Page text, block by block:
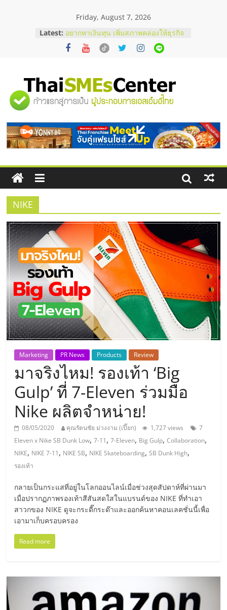
Friday, August 7, 2026
Latest: อยากหาเงินทุน เพิ่มสภาพคล่องให้ธุรกิจ
เริ่มยังไงให้ผ่านฉลุย
สัมมนาออนไลน์ โอกาสบริหารสถานี
ThaiFranchise Meet Up จับคู่แฟรน
ไชส์ ครั้งที่ 8
ร้านเครื่องเสียงคุณภาพสูง พร้อม
บริษัท Cybersecurity ในไทยที่ไหนดี?
วิธีเลือกผู้ให้บริการให้คุ้มค่าและตอบ
โจทย์ธุรกิจ
"ศูนย์
รวม
ข้อมูล
ธุรกิจ
SME
แห่ง
ประเทศไทย,
ThaiSMEsCenter,
รวม
ธุรกิจ
เอ
ส
เอ็
มอี
ไทย,
SMEs,
แฟ
รน
ไชส์,
NIKE
Marketing PR News Products Review
มาจริงไหม! รองเท้า ‘Big
Gulp’ ที่ 7-Eleven ร่วมมือ
Nike ผลิตจำหน่าย!
08/05/2020 คุณรัตนชัย ม่วงงาม (เปี๊ยก) 1,727 views
7
Eleven x Nike SB Dunk Low,7-11,7-Eleven, Big Gulp,Collaboration,
NIKE, NIKE 7-11, NIKE SB, NIKE Skateboarding,SB Dunk High,
รองเท้า
กลายเป็นกระแสที่อยู่ในโลกออนไลน์เมื่อช่วงสุดสัปดาห์ที่ผ่านมา
เมื่อปรากฏภาพรองเท้าสีสันสดใสในแบรนด์ของ NIKE ที่ทำเอา
สาวกของ NIKE ดูจะกระดี๊กระด๊าและออกค้นหาคอนเลคชั่นนี้เพื่อ
เอามาเก็บครอบครอง
Read more